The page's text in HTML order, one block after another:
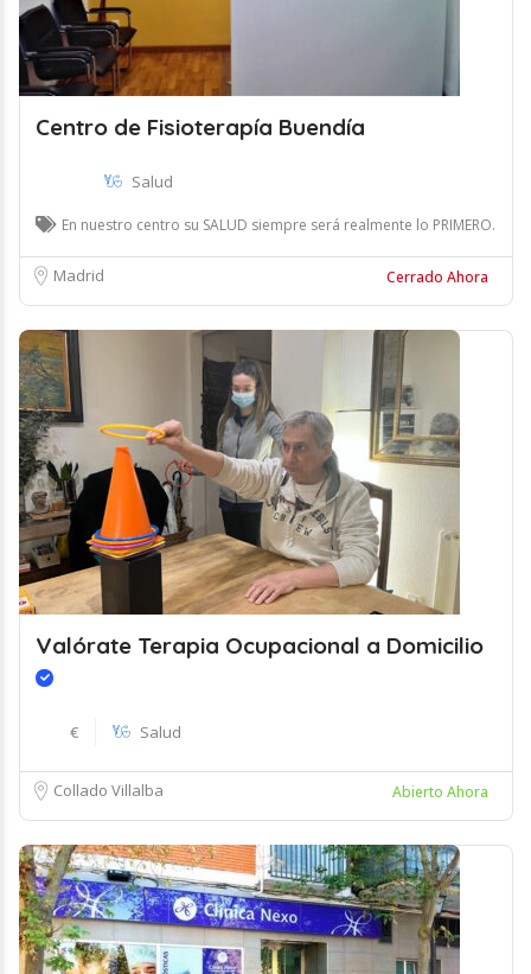
Centro de Fisioterapía Buendía
Salud
En nuestro centro su SALUD siempre será realmente lo PRIMERO.
Madrid Cerrado Ahora
Valórate Terapia Ocupacional a Domicilio
€ Salud
Collado Villalba Abierto Ahora